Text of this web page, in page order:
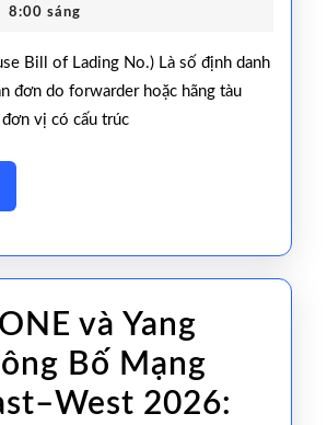
Surrender
B/L
và
Seaway
BẠN
BILL
(HBL
Tháng
2026
8:00 sáng
đơn do forwarder hoặc hãng tàu
vị có cấu trúc
và Yang
Bố Mạng
2026: